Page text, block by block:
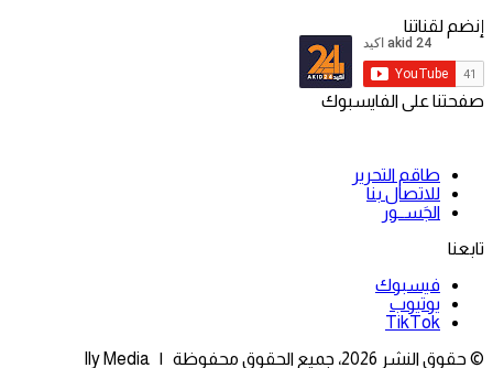
إنضم لقناتنا
صفحتنا على الفايسبوك
طاقم التحرير
للاتصال بنا
الجَســور
تابعنا
فيسبوك
يوتيوب
‫TikTok
© حقوق النشر 2026، جميع الحقوق محفوظة | Ily Media